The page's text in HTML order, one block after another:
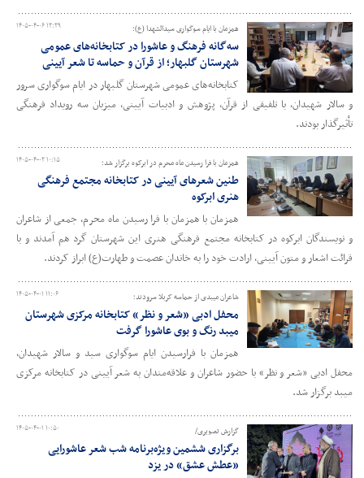
۱۴۰۵-۰۴-۰۶ ۱۲:۲۹ همزمان با ایام سوگواری سیدالشهدا (ع)؛
سه‌گانه فرهنگ و عاشورا در کتابخانه‌های عمومی
شهرستان گلبهار؛ از قرآن و حماسه تا شعر آیینی
کتابخانه‌های عمومی شهرستان گلبهار در ایام سوگواری سرور
و سالار شهیدان، با تلفیقی از قرآن، پژوهش و ادبیات آیینی، میزبان سه رویداد فرهنگی
تأثیرگذار بودند.
۱۴۰۵-۰۴-۰۲ ۱۰:۱۵ همزمان با فرا رسیدن ماه محرم در ابرکوه برگزار شد؛
طنین شعرهای آیینی در کتابخانه مجتمع فرهنگی
هنری ابرکوه
همزمان با همزمان با فرا رسیدن ماه محرم، جمعی از شاعران
و نویسندگان ابرکوه در کتابخانه مجتمع فرهنگی هنری این شهرستان گرد هم آمدند و با
قرائت اشعار و متون آیینی، ارادت خود را به خاندان عصمت و طهارت(ع) ابراز کردند.
۱۴۰۵-۰۴-۰۱ ۱۱:۰۶ شاعران میبدی از حماسه کربلا سرودند؛
محفل ادبی «شعر و نظر» کتابخانه مرکزی شهرستان
میبد رنگ و بوی عاشورا گرفت
همزمان با فرارسیدن ایام سوگواری سید و سالار شهیدان،
محفل ادبی «شعر و نظر» با حضور شاعران و علاقه‌مندان به شعر آیینی در کتابخانه مرکزی
میبد برگزار شد.
۱۴۰۵-۰۴-۰۱ ۱۰:۵۰ گزارش تصویری/
برگزاری ششمین ویژه‌برنامه شب شعر عاشورایی
«عطش عشق» در یزد